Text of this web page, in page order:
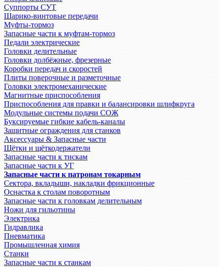
Суппорты СУТ
Шарико-винтовые передачи
Муфты-тормоз
Запасные части к муфтам-тормоз
Педали электрические
Головки делительные
Головки долбёжные, фрезерные
Коробки передач и скоростей
Плиты поверочные и разметочные
Головки электромеханические
Магнитные приспособления
Приспособления для правки и балансировки шлифкруга
Модульные системы подачи СОЖ
Буксируемые гибкие кабель-каналы
Защитные ограждения для станков
Аксессуары & Запасные части
Щётки и щёткодержатели
Запасные части к тискам
Запасные части к УГ
Запасные части к патронам токарным
Сектора, вкладыши, накладки фрикционные
Оснастка к столам поворотным
Запасные части к головкам делительным
Ножи для гильотины
Электрика
Гидравлика
Пневматика
Промышленная химия
Станки
Запасные части к станкам